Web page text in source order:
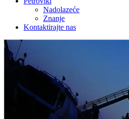
Nadolazeće
Znanje
Kontaktirajte nas